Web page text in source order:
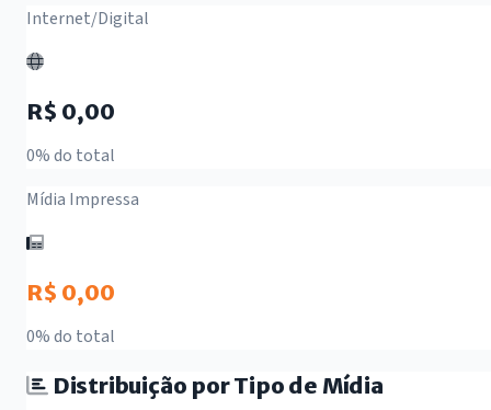
Internet/Digital
R$ 0,00
0% do total
Mídia Impressa
R$ 0,00
0% do total
Distribuição por Tipo de Mídia